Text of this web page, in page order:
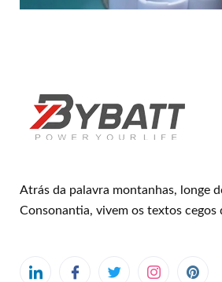
Atrás da palavra montanhas, longe
Consonantia, vivem os textos cegos